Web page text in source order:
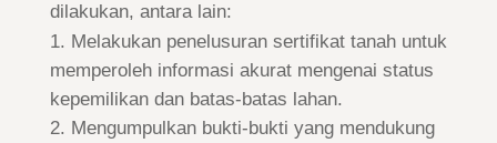
dilakukan, antara lain:
Melakukan penelusuran sertifikat tanah untuk
memperoleh informasi akurat mengenai status
kepemilikan dan batas-batas lahan.
Mengumpulkan bukti-bukti yang mendukung